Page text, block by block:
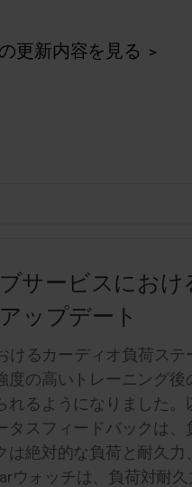
更新内容を見る
サービスにお
ップデート
けるカーディオ負荷ステ
度の高いトレーニング
れるようになりました
タスフィードバックは
は絶対的な負荷と耐久
ウォッチは、負荷対耐